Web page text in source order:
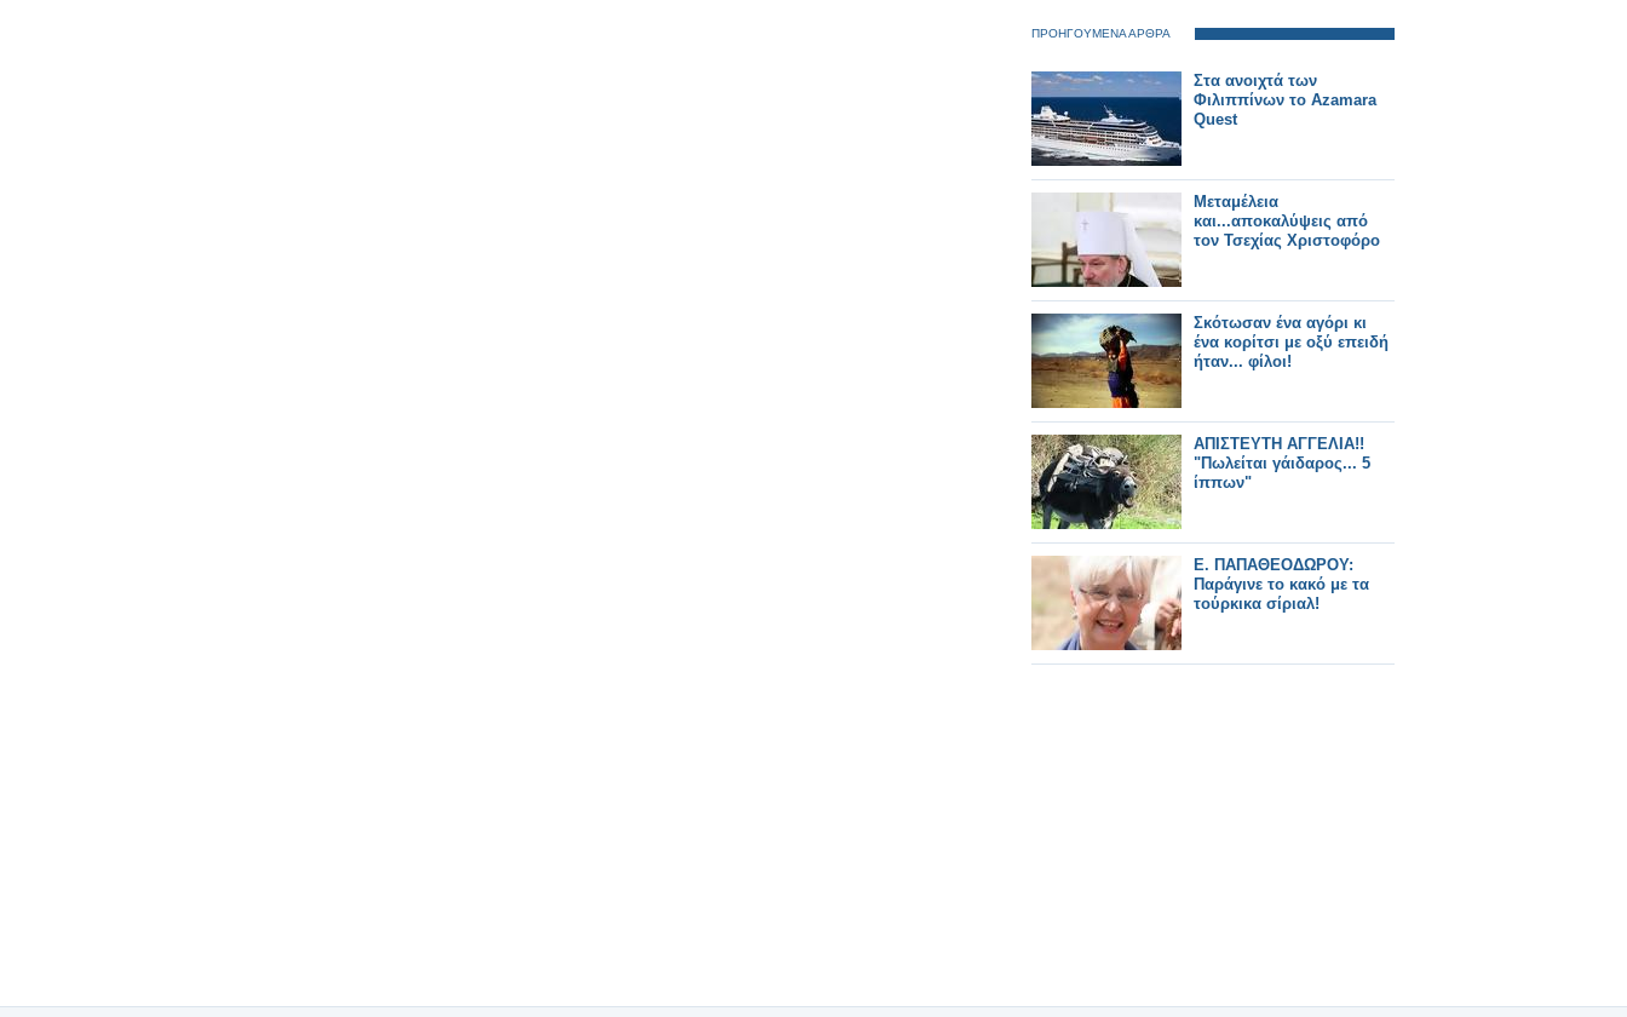
ΠΡΟΗΓΟΥΜΕΝΑ ΑΡΘΡΑ
Στα ανοιχτά των
Φιλιππίνων το Azamara
Quest
Μεταμέλεια
και...αποκαλύψεις από
τον Τσεχίας Χριστοφόρο
Σκότωσαν ένα αγόρι κι
ένα κορίτσι με οξύ επειδή
ήταν... φίλοι!
ΑΠΙΣΤΕΥΤΗ ΑΓΓΕΛΙΑ!!
"Πωλείται γάιδαρος... 5
ίππων"
Ε. ΠΑΠΑΘΕΟΔΩΡΟΥ:
Παράγινε το κακό με τα
τούρκικα σίριαλ!